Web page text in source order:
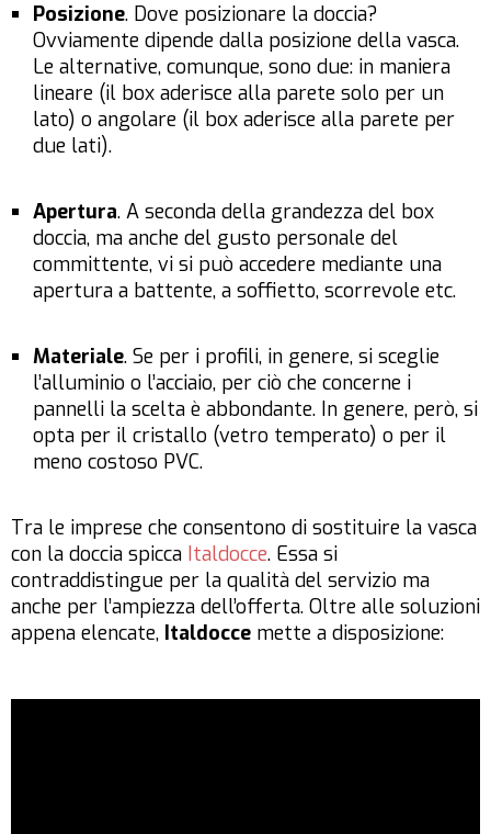
Posizione. Dove posizionare la doccia?
Ovviamente dipende dalla posizione della vasca.
Le alternative, comunque, sono due: in maniera
lineare (il box aderisce alla parete solo per un
lato) o angolare (il box aderisce alla parete per
due lati).
Apertura. A seconda della grandezza del box
doccia, ma anche del gusto personale del
committente, vi si può accedere mediante una
apertura a battente, a soffietto, scorrevole etc.
Materiale. Se per i profili, in genere, si sceglie
l’alluminio o l’acciaio, per ciò che concerne i
pannelli la scelta è abbondante. In genere, però, si
opta per il cristallo (vetro temperato) o per il
meno costoso PVC.
Tra le imprese che consentono di sostituire la vasca
con la doccia spicca Italdocce. Essa si
contraddistingue per la qualità del servizio ma
anche per l’ampiezza dell’offerta. Oltre alle soluzioni
appena elencate, Italdocce mette a disposizione: